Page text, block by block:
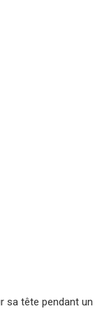
sa tête pendant un